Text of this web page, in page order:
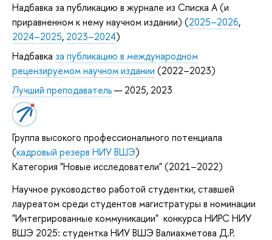
Надбавка за публикацию в журнале из Списка А (и
приравненном к нему научном издании) (2025–2026,
2024–2025, 2023–2024)
Надбавка за публикацию в международном
рецензируемом научном издании (2022–2023)
Лучший преподаватель— 2025, 2023
Группа высокого профессионального потенциала
(кадровый резерв НИУ ВШЭ)
Категория "Новые исследователи" (2021–2022)
Научное руководство работой студентки, ставшей
лауреатом среди студентов магистратуры в номинации
"Интегрированные коммуникации" конкурса НИРС НИУ
ВШЭ 2025: студентка НИУ ВШЭ Валиахметова Д.Р.